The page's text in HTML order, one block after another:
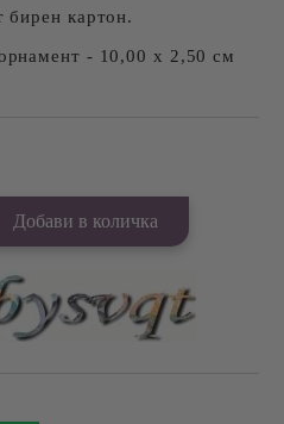
бирен картон.
- 10,00 х 2,50 см